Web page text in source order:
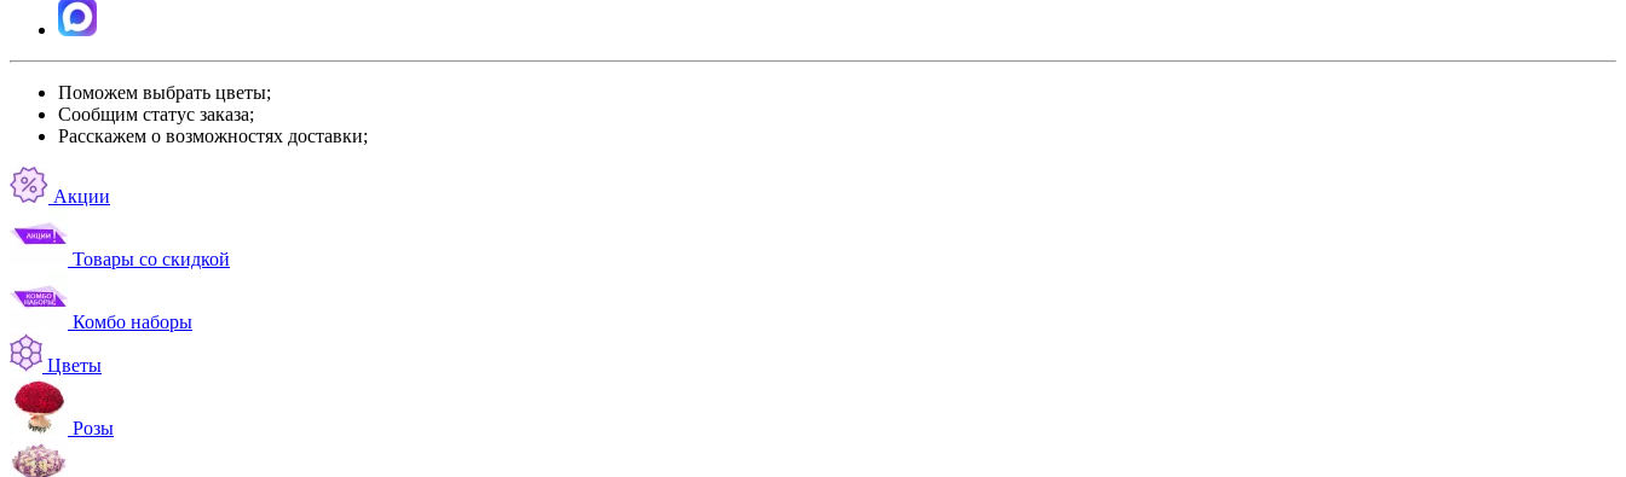
Поможем выбрать цветы;
Сообщим статус заказа;
Расскажем о возможностях доставки;
Акции
Товары со скидкой
Комбо наборы
Цветы
Розы